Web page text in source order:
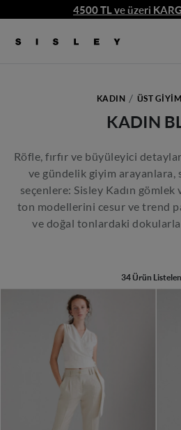
4500 TL ve üzeri
logo
KADIN ÜST GIYIM
KADIN
Röfle, fırfır ve büyüleyici
ve gündelik giyim arayanlara,
seçenlere: Sisley Kadın gömlek
ton modellerini cesur ve trend
ve doğal tonlardaki
34 Ürün